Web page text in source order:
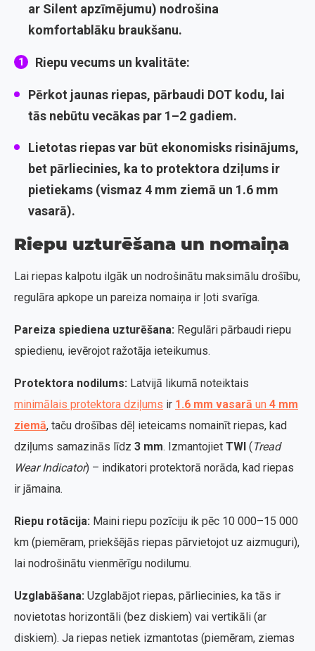
ar Silent apzīmējumu) nodrošina
komfortablāku braukšanu.
Riepu vecums un kvalitāte:
Pērkot jaunas riepas, pārbaudi DOT kodu, lai
tās nebūtu vecākas par 1–2 gadiem.
Lietotas riepas var būt ekonomisks risinājums,
bet pārliecinies, ka to protektora dziļums ir
pietiekams (vismaz 4 mm ziemā un 1.6 mm
vasarā).
Riepu uzturēšana un nomaiņa
Lai riepas kalpotu ilgāk un nodrošinātu maksimālu drošību,
regulāra apkope un pareiza nomaiņa ir ļoti svarīga.
Pareiza spiediena uzturēšana: Regulāri pārbaudi riepu
spiedienu, ievērojot ražotāja ieteikumus.
Protektora nodilums: Latvijā likumā noteiktais
minimālais protektora dziļums ir 1.6 mm vasarā un 4 mm
ziemā, taču drošības dēļ ieteicams nomainīt riepas, kad
dziļums samazinās līdz 3 mm. Izmantojiet TWI (Tread
Wear Indicator) – indikatori protektorā norāda, kad riepas
ir jāmaina.
Riepu rotācija: Maini riepu pozīciju ik pēc 10 000–15 000
km (piemēram, priekšējās riepas pārvietojot uz aizmuguri),
lai nodrošinātu vienmērīgu nodilumu.
Uzglabāšana: Uzglabājot riepas, pārliecinies, ka tās ir
novietotas horizontāli (bez diskiem) vai vertikāli (ar
diskiem). Ja riepas netiek izmantotas (piemēram, ziemas